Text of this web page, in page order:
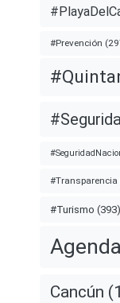
#Prevención
#Transparencia
#Turismo (393)
Cancún